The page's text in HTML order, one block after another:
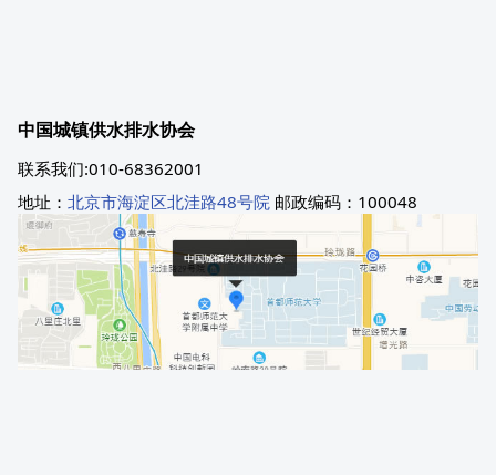
中国城镇供水排水协会
联系我们:010-68362001
地址： 北京市海淀区北洼路48号院 邮政编码：100048